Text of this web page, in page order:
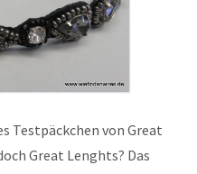
Testpäckchen von Great
Great Lenghts? Das